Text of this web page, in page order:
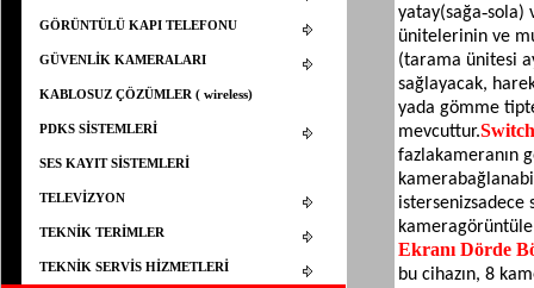
GÖRÜNTÜLÜ KAPI TELEFONU
GÜVENLİK KAMERALARI
KABLOSUZ ÇÖZÜMLER ( wireless)
PDKS SİSTEMLERİ
SES KAYIT SİSTEMLERİ
TELEVİZYON
TEKNİK TERİMLER
TEKNİK SERVİS HİZMETLERİ
yatay(sağa‐sola)
ünitelerinin ve
(tarama ünitesi
sağlayacak,
yada gömme
mevcuttur.
fazlakameranın
kamera
istersenizsadece
kamera
Ekranı Dörde
bu cihazın, 8